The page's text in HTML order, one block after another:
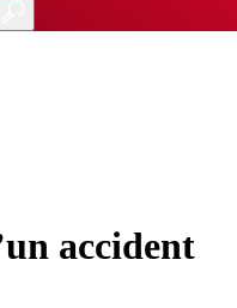
accident